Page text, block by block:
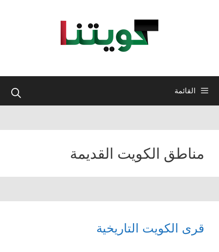
القائمة
مناطق الكويت القديمة
قرى الكويت التاريخية